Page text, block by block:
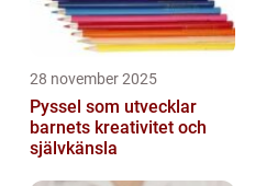
28 november 2025
Pyssel som utvecklar
barnets kreativitet och
självkänsla